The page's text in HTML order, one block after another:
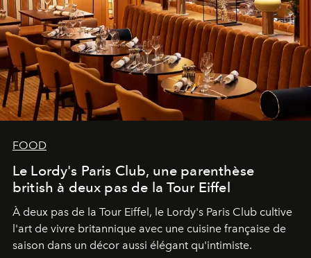
FOOD
Le Lordy's Paris Club, une parenthèse
british à deux pas de la Tour Eiffel
À deux pas de la Tour Eiffel, le Lordy's Paris Club cultive
l'art de vivre britannique avec une cuisine française de
saison dans un décor aussi élégant qu'intimiste.